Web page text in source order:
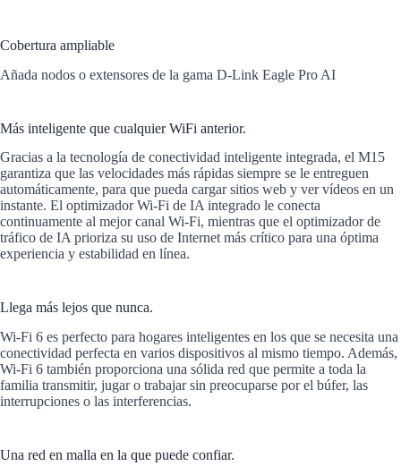
Cobertura ampliable
Añada nodos o extensores de la gama D-Link Eagle Pro AI
Más inteligente que cualquier WiFi anterior.
Gracias a la tecnología de conectividad inteligente integrada, el M15
garantiza que las velocidades más rápidas siempre se le entreguen
automáticamente, para que pueda cargar sitios web y ver vídeos en un
instante. El optimizador Wi-Fi de IA integrado le conecta
continuamente al mejor canal Wi-Fi, mientras que el optimizador de
tráfico de IA prioriza su uso de Internet más crítico para una óptima
experiencia y estabilidad en línea.
Llega más lejos que nunca.
Wi-Fi 6 es perfecto para hogares inteligentes en los que se necesita una
conectividad perfecta en varios dispositivos al mismo tiempo. Además,
Wi-Fi 6 también proporciona una sólida red que permite a toda la
familia transmitir, jugar o trabajar sin preocuparse por el búfer, las
interrupciones o las interferencias.
Una red en malla en la que puede confiar.